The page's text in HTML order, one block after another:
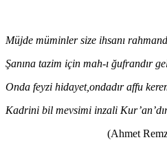
Müjde müminler size ihsanı
Şanına tazim için mah-ı ğufrandır
Onda feyzi hidayet,ondadır affu
Kadrini bil mevsimi inzali
(Ahmet